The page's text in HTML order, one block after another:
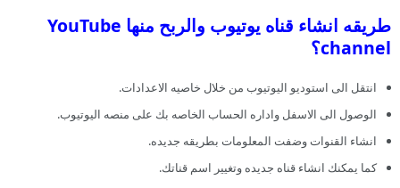
طريقه انشاء قناه يوتيوب والربح منها YouTube
channel؟
انتقل الى استوديو اليوتيوب من خلال خاصيه الاعدادات.
الوصول الى الاسفل واداره الحساب الخاصه بك على منصه اليوتيوب.
انشاء القنوات وضفت المعلومات بطريقه جديده.
كما يمكنك انشاء قناه جديده وتغيير اسم قناتك.